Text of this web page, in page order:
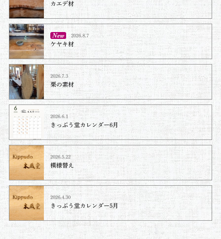
カエデ材
2026.8.7
ケヤキ材⁡
2026.7.3
栗の素材
2026.6.1
きっぷう堂カレンダー6月
2026.5.22
模様替え
2026.4.30
きっぷう堂カレンダー5月